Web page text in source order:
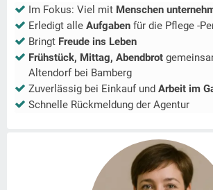
Im Fokus: Viel mit Menschen
Erledigt alle Aufgaben für die Pflege -
Bringt Freude ins Leben
Frühstück, Mittag, Abendbrot
Altendorf bei Bamberg
Zuverlässig bei Einkauf und Arbeit im
Schnelle Rückmeldung der Agentur